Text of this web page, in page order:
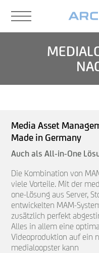
main
content
Media Asset
Made in Germany
Auch als All-in-One
Die Kombination von
viele Vorteile. Mit der
one-Lösung aus Server,
entwickelten MAM-
zusätzlich perfekt
Alles in allem eine
Videoproduktion auf ein
medialoopster kann